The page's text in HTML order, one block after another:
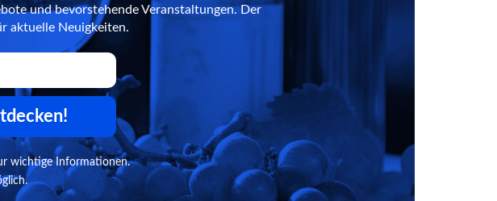
und bevorstehende Veranstaltungen. Der
aktuelle Neuigkeiten.
wichtige Informationen.